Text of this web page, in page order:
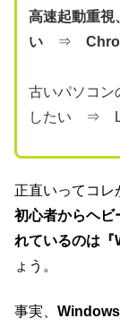
高速起動重視
い⇒
古いパソコン
したい ⇒
正直いってコレ
初心者からヘビ
れているのは『
ょう。
事実、